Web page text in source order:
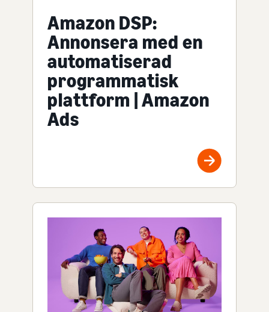
Amazon DSP:
Annonsera med en
automatiserad
programmatisk
plattform | Amazon
Ads